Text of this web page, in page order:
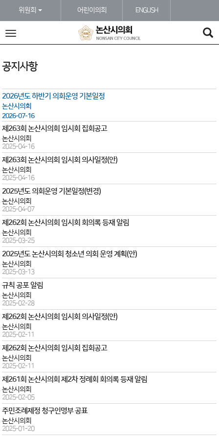
위원회
어린이의회 ENGLISH
전
공지사항
2026년도 하반기 의회운영 기본일정
논산시의회
2026-07-16
제263회 논산시의회 임시회 집회공고
논산시의회
2025-04-16
제263회 논산시의회 임시회 의사일정(안)
논산시의회
2025-04-16
2025년도 의회운영 기본일정(변경)
논산시의회
2025-04-07
제262회 논산시의회 임시회 회의록 등재 알림
논산시의회
2025-03-25
2025년도 논산시의회 청소년 의회 운영 계획(안)
논산시의회
2025-03-13
규칙 공포 알림
논산시의회
2025-02-28
제262회 논산시의회 임시회 의사일정(안)
논산시의회
2025-02-11
제262회 논산시의회 임시회 집회공고
논산시의회
2025-02-11
제261회 논산시의회 제2차 정례회 회의록 등재 알림
논산시의회
2025-02-05
주민조례제정 청구인명부 공표
논산시의회
2025-01-20